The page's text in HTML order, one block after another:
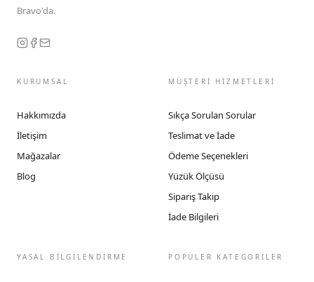
Bravo'da.
KURUMSAL
Hakkımızda
İletişim
Mağazalar
Blog
MÜŞTERİ HİZMETLERİ
Sıkça Sorulan Sorular
Teslimat ve İade
Ödeme Seçenekleri
Yüzük Ölçüsü
Sipariş Takip
İade Bilgileri
YASAL BİLGİLENDİRME POPÜLER KATEGORİLER